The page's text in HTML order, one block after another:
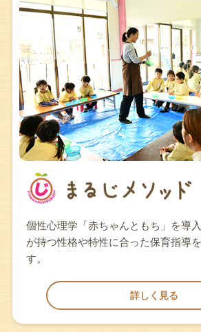
個性心理学「赤ちゃんともち」を導
が持つ性格や特性に合った保育指導
す。
詳しく見る